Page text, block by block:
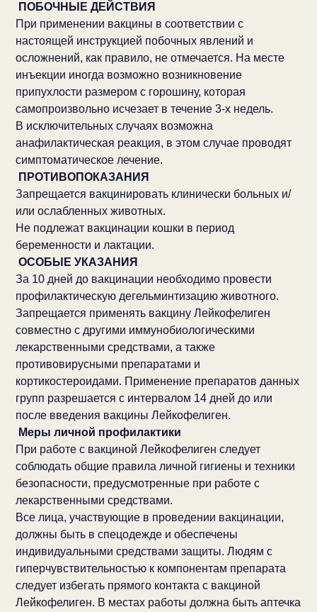
ПОБОЧНЫЕ ДЕЙСТВИЯ
При применении вакцины в соответствии с
настоящей инструкцией побочных явлений и
осложнений, как правило, не отмечается. На месте
инъекции иногда возможно возникновение
припухлости размером с горошину, которая
самопроизвольно исчезает в течение 3-х недель.
В исключительных случаях возможна
анафилактическая реакция, в этом случае проводят
симптоматическое лечение.
ПРОТИВОПОКАЗАНИЯ
Запрещается вакцинировать клинически больных и/
или ослабленных животных.
Не подлежат вакцинации кошки в период
беременности и лактации.
ОСОБЫЕ УКАЗАНИЯ
За 10 дней до вакцинации необходимо провести
профилактическую дегельминтизацию животного.
Запрещается применять вакцину Лейкофелиген
совместно с другими иммунобиологическими
лекарственными средствами, а также
противовирусными препаратами и
кортикостероидами. Применение препаратов данных
групп разрешается с интервалом 14 дней до или
после введения вакцины Лейкофелиген.
Меры личной профилактики
При работе с вакциной Лейкофелиген следует
соблюдать общие правила личной гигиены и техники
безопасности, предусмотренные при работе с
лекарственными средствами.
Все лица, участвующие в проведении вакцинации,
должны быть в спецодежде и обеспечены
индивидуальными средствами защиты. Людям с
гиперчувствительностью к компонентам препарата
следует избегать прямого контакта с вакциной
Лейкофелиген. В местах работы должна быть аптечка